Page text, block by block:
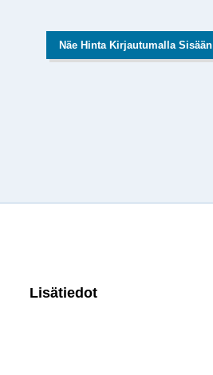
Näe Hinta Kirjautumalla Sisään
Lisätiedot